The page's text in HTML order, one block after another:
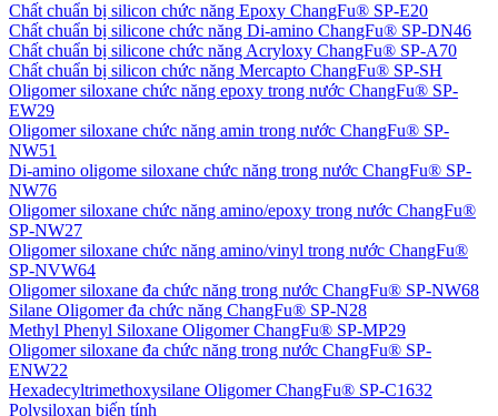
Chất chuẩn bị silicon chức năng Epoxy ChangFu® SP-E20
Chất chuẩn bị silicone chức năng Di-amino ChangFu® SP-DN46
Chất chuẩn bị silicone chức năng Acryloxy ChangFu® SP-A70
Chất chuẩn bị silicon chức năng Mercapto ChangFu® SP-SH
Oligomer siloxane chức năng epoxy trong nước ChangFu® SP-
EW29
Oligomer siloxane chức năng amin trong nước ChangFu® SP-
NW51
Di-amino oligome siloxane chức năng trong nước ChangFu® SP-
NW76
Oligomer siloxane chức năng amino/epoxy trong nước ChangFu®
SP-NW27
Oligomer siloxane chức năng amino/vinyl trong nước ChangFu®
SP-NVW64
Oligomer siloxane đa chức năng trong nước ChangFu® SP-NW68
Silane Oligomer đa chức năng ChangFu® SP-N28
Methyl Phenyl Siloxane Oligomer ChangFu® SP-MP29
Oligomer siloxane đa chức năng trong nước ChangFu® SP-
ENW22
Hexadecyltrimethoxysilane Oligomer ChangFu® SP-C1632
Polysiloxan biến tính